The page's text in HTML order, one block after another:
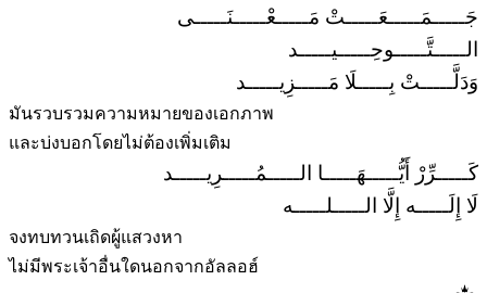
جَـــــمَـــــعَـــــتْ مَـــــعْـــــنَـــــى
الـــــتَّـــــوحِـــــيـــــد
وَدَلَّـــــتْ بِـــــلَا مَـــــزِيـــــد
มันรวบรวมความหมายของเอกภาพ
และบ่งบอกโดยไม่ต้องเพิ่มเติม
كَـــــرِّرْ أَيُّـــــهَـــــا الـــــمُـــــرِيـــــد
لَا إِلَـــــه إِلَّا الـــــلـــــه
จงทบทวนเถิดผู้แสวงหา
ไม่มีพระเจ้าอื่นใดนอกจากอัลลอฮ์